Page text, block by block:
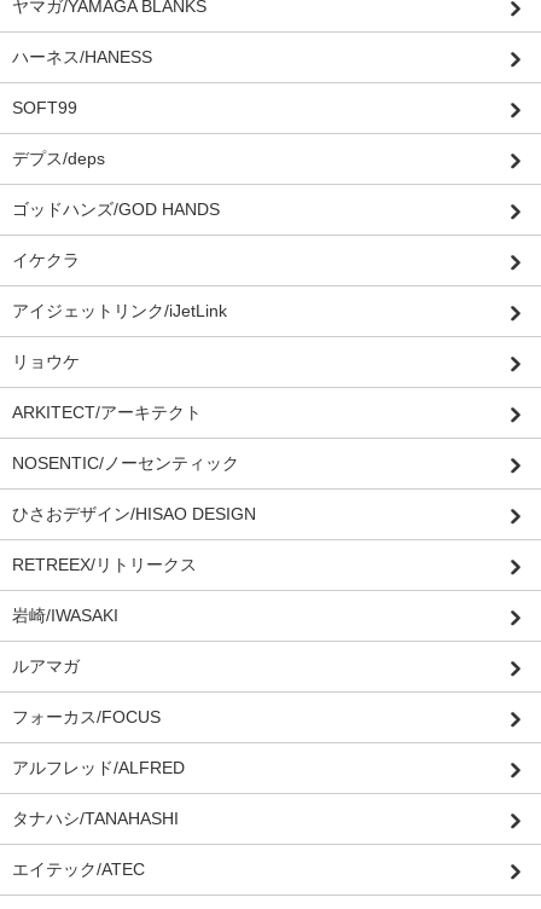
ヤマガ/YAMAGA BLANKS
ハーネス/HANESS
SOFT99
デプス/deps
ゴッドハンズ/GOD HANDS
イケクラ
アイジェットリンク/iJetLink
リョウケ
ARKITECT/アーキテクト
NOSENTIC/ノーセンティック
ひさおデザイン/HISAO DESIGN
RETREEX/リトリークス
岩崎/IWASAKI
ルアマガ
フォーカス/FOCUS
アルフレッド/ALFRED
タナハシ/TANAHASHI
エイテック/ATEC